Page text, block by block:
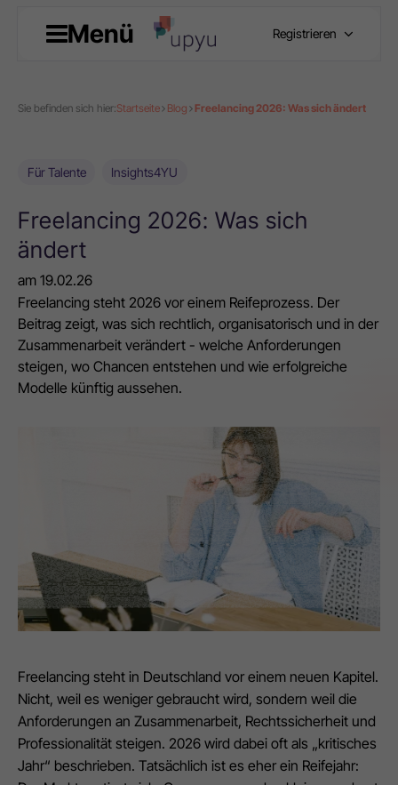
Menü Registrieren
Sie befinden sich hier:Startseite Blog Freelancing 2026: Was sich ändert
Für Talente Insights4YU
Freelancing 2026: Was sich
ändert
am 19.02.26
Freelancing steht 2026 vor einem Reifeprozess. Der
Beitrag zeigt, was sich rechtlich, organisatorisch und in der
Zusammenarbeit verändert - welche Anforderungen
steigen, wo Chancen entstehen und wie erfolgreiche
Modelle künftig aussehen.
Freelancing steht in Deutschland vor einem neuen Kapitel.
Nicht, weil es weniger gebraucht wird, sondern weil die
Anforderungen an Zusammenarbeit, Rechtssicherheit und
Professionalität steigen. 2026 wird dabei oft als „kritisches
Jahr“ beschrieben. Tatsächlich ist es eher ein Reifejahr: